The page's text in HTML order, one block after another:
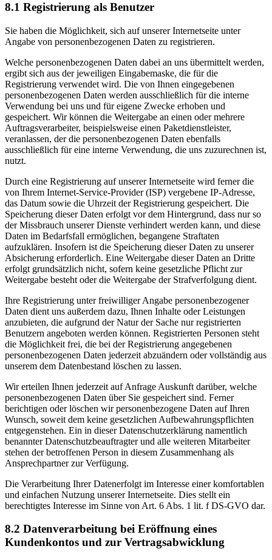
8.1 Registrierung als Benutzer
Sie haben die Möglichkeit, sich auf unserer Internetseite unter
Angabe von personenbezogenen Daten zu registrieren.
Welche personenbezogenen Daten dabei an uns übermittelt werden,
ergibt sich aus der jeweiligen Eingabemaske, die für die
Registrierung verwendet wird. Die von Ihnen eingegebenen
personenbezogenen Daten werden ausschließlich für die interne
Verwendung bei uns und für eigene Zwecke erhoben und
gespeichert. Wir können die Weitergabe an einen oder mehrere
Auftragsverarbeiter, beispielsweise einen Paketdienstleister,
veranlassen, der die personenbezogenen Daten ebenfalls
ausschließlich für eine interne Verwendung, die uns zuzurechnen ist,
nutzt.
Durch eine Registrierung auf unserer Internetseite wird ferner die
von Ihrem Internet-Service-Provider (ISP) vergebene IP-Adresse,
das Datum sowie die Uhrzeit der Registrierung gespeichert. Die
Speicherung dieser Daten erfolgt vor dem Hintergrund, dass nur so
der Missbrauch unserer Dienste verhindert werden kann, und diese
Daten im Bedarfsfall ermöglichen, begangene Straftaten
aufzuklären. Insofern ist die Speicherung dieser Daten zu unserer
Absicherung erforderlich. Eine Weitergabe dieser Daten an Dritte
erfolgt grundsätzlich nicht, sofern keine gesetzliche Pflicht zur
Weitergabe besteht oder die Weitergabe der Strafverfolgung dient.
Ihre Registrierung unter freiwilliger Angabe personenbezogener
Daten dient uns außerdem dazu, Ihnen Inhalte oder Leistungen
anzubieten, die aufgrund der Natur der Sache nur registrierten
Benutzern angeboten werden können. Registrierten Personen steht
die Möglichkeit frei, die bei der Registrierung angegebenen
personenbezogenen Daten jederzeit abzuändern oder vollständig aus
unserem dem Datenbestand löschen zu lassen.
Wir erteilen Ihnen jederzeit auf Anfrage Auskunft darüber, welche
personenbezogenen Daten über Sie gespeichert sind. Ferner
berichtigen oder löschen wir personenbezogene Daten auf Ihren
Wunsch, soweit dem keine gesetzlichen Aufbewahrungspflichten
entgegenstehen. Ein in dieser Datenschutzerklärung namentlich
benannter Datenschutzbeauftragter und alle weiteren Mitarbeiter
stehen der betroffenen Person in diesem Zusammenhang als
Ansprechpartner zur Verfügung.
Die Verarbeitung Ihrer Datenerfolgt im Interesse einer komfortablen
und einfachen Nutzung unserer Internetseite. Dies stellt ein
berechtigtes Interesse im Sinne von Art. 6 Abs. 1 lit. f DS-GVO dar.
8.2 Datenverarbeitung bei Eröffnung eines
Kundenkontos und zur Vertragsabwicklung